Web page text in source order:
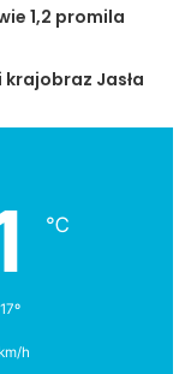
1,2 promila
Jasła
℃
h